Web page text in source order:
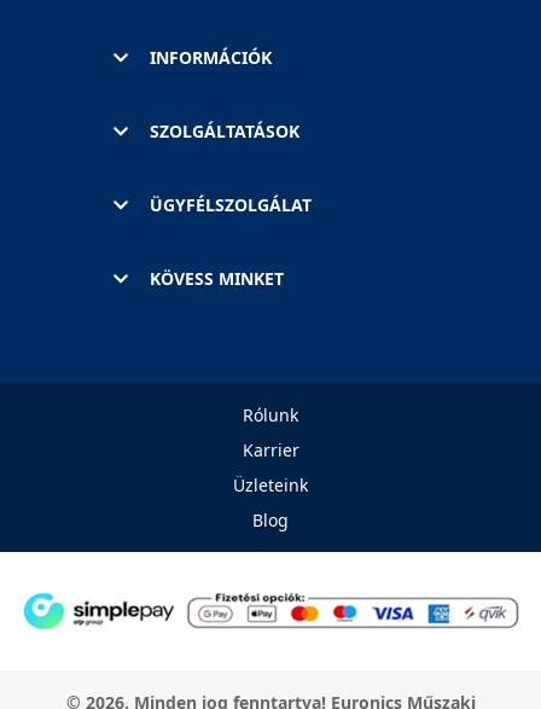
INFORMÁCIÓK
SZOLGÁLTATÁSOK
ÜGYFÉLSZOLGÁLAT
KÖVESS MINKET
Rólunk
Karrier
Üzleteink
Blog
© 2026. Minden jog fenntartva! Euronics Műszaki